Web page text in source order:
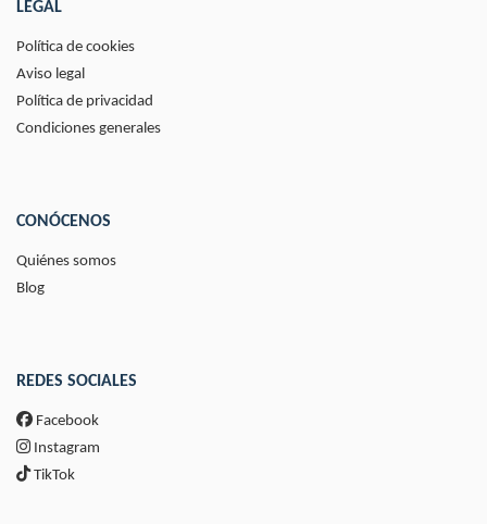
LEGAL
Política de cookies
Aviso legal
Política de privacidad
Condiciones generales
CONÓCENOS
Quiénes somos
Blog
REDES SOCIALES
Facebook
Instagram
TikTok